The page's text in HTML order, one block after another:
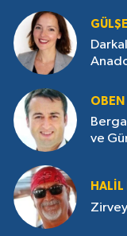
OBEN
ve
HALIL